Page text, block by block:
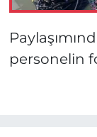
personelin